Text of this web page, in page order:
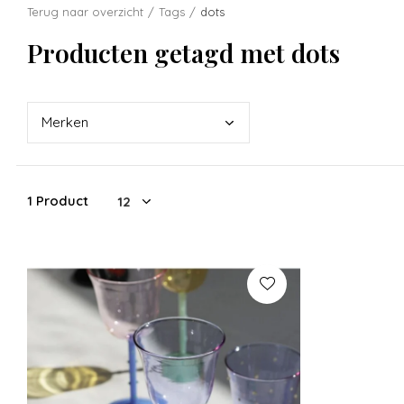
Terug naar overzicht Tags dots
Producten getagd met dots
Merken
1 Product